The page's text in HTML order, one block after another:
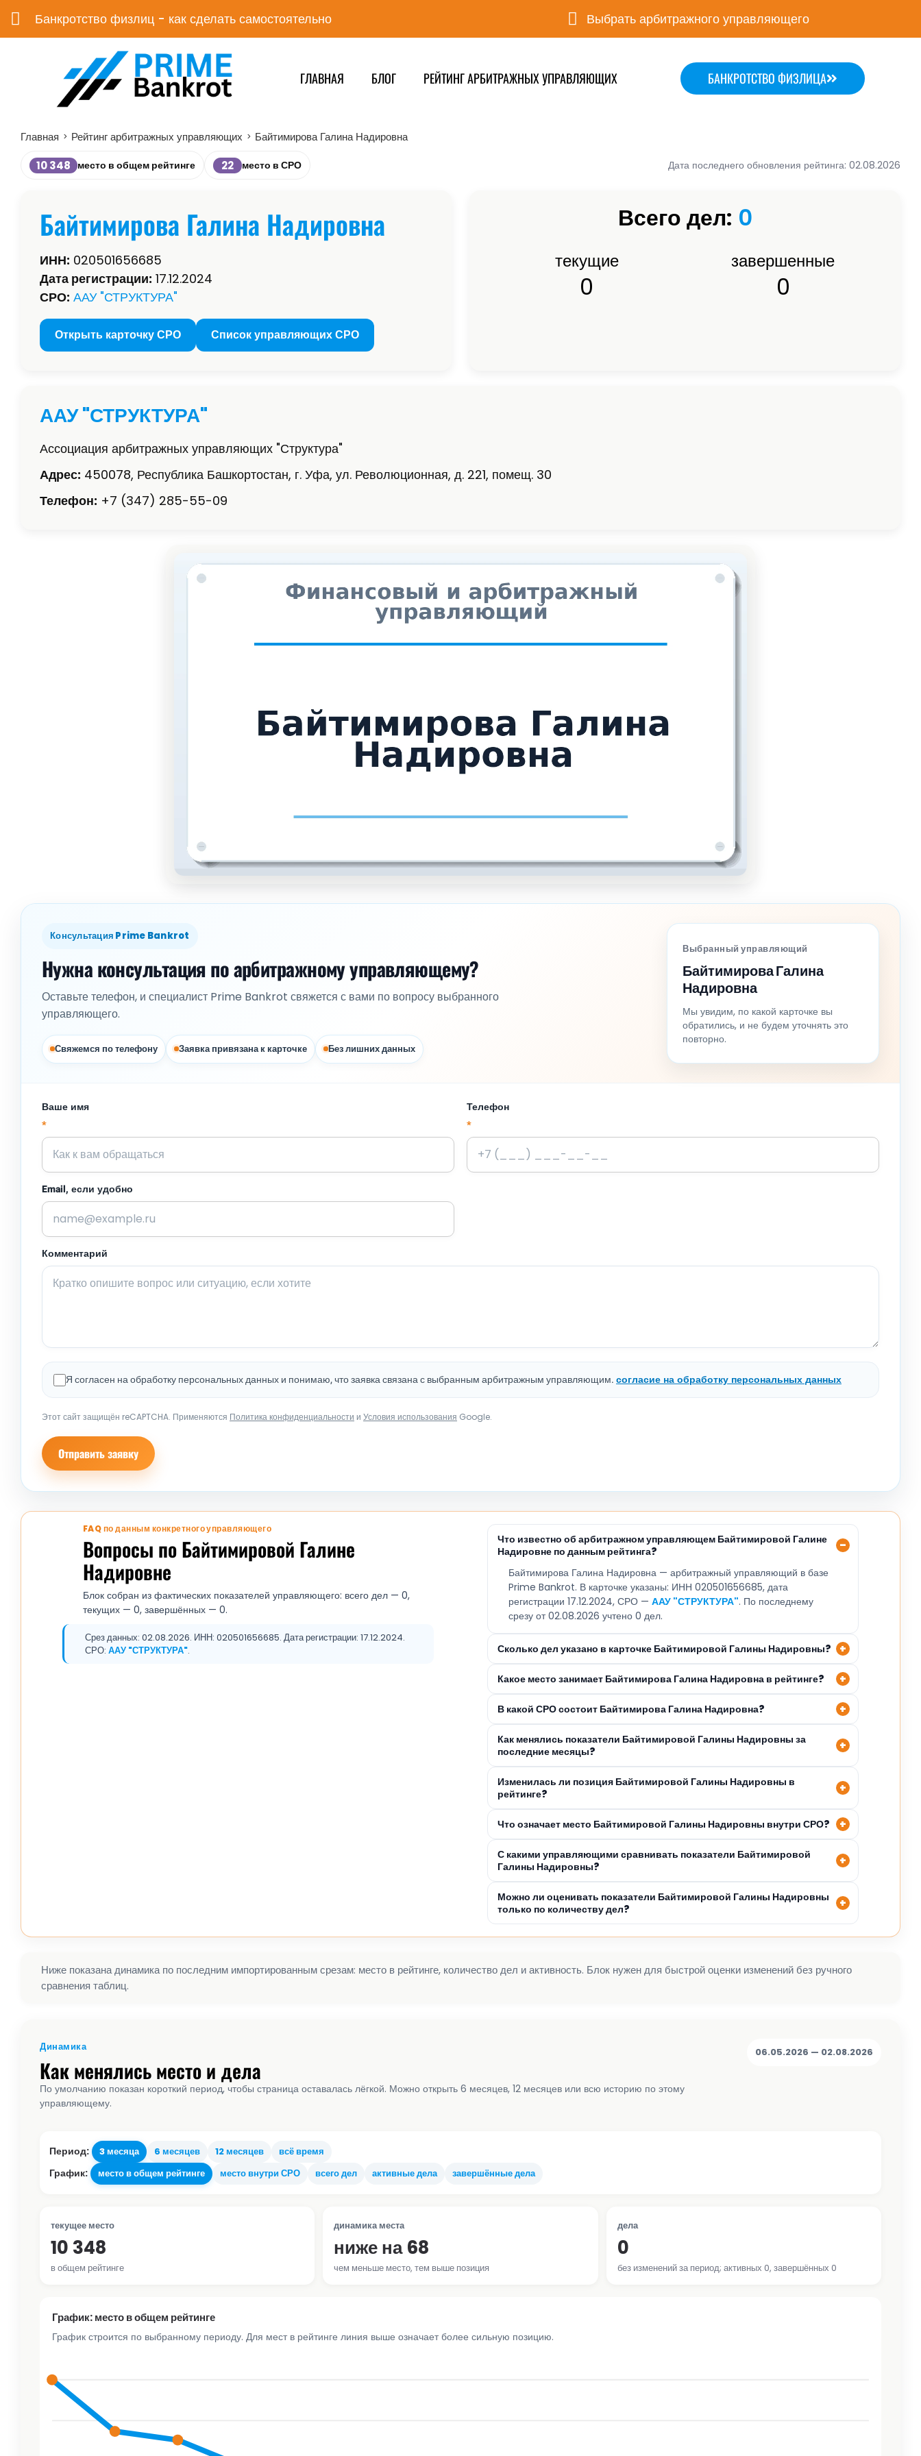
Банкротство физлиц - как сделать самостоятельно Выбрать арбитражного управляющего
ГЛАВНАЯ БЛОГ РЕЙТИНГ АРБИТРАЖНЫХ УПРАВЛЯЮЩИХ БАНКРОТСТВО ФИЗЛИЦА
Главная > Рейтинг арбитражных управляющих > Байтимирова Галина Надировна
10 348 место в общем рейтинге 22 место в СРО Дата последнего обновления рейтинга: 02.08.2026
Байтимирова Галина Надировна
ИНН: 020501656685
Дата регистрации: 17.12.2024
СРО: ААУ "СТРУКТУРА"
Открыть карточку СРО Список управляющих СРО
Всего дел: 0
текущие
0
завершенные
0
ААУ "СТРУКТУРА"
Ассоциация арбитражных управляющих "Структура"
Адрес: 450078, Республика Башкортостан, г. Уфа, ул. Революционная, д. 221, помещ. 30
Телефон: +7 (347) 285-55-09
Консультация Prime Bankrot
Нужна консультация по арбитражному управляющему?
Оставьте телефон, и специалист Prime Bankrot свяжется с вами по вопросу выбранного
управляющего.
Свяжемся по телефону Заявка привязана к карточке Без лишних данных
Выбранный управляющий
Байтимирова Галина
Надировна
Мы увидим, по какой карточке вы
обратились, и не будем уточнять это
повторно.
Ваше имя
*
Телефон
*
Email, если удобно
Комментарий
Я согласен на обработку персональных данных и понимаю, что заявка связана с выбранным арбитражным управляющим.согласие на обработку персональных данных
Этот сайт защищён reCAPTCHA. Применяются Политика конфиденциальности и Условия использования Google.
Отправить заявку
FAQ по данным конкретного управляющего
Вопросы по Байтимировой Галине
Надировне
Блок собран из фактических показателей управляющего: всего дел — 0,
текущих — 0, завершённых — 0.
Срез данных: 02.08.2026. ИНН: 020501656685. Дата регистрации: 17.12.2024.
СРО: ААУ "СТРУКТУРА".
Что известно об арбитражном управляющем Байтимировой Галине
Надировне по данным рейтинга?
Байтимирова Галина Надировна — арбитражный управляющий в базе
Prime Bankrot. В карточке указаны: ИНН 020501656685, дата
регистрации 17.12.2024, СРО — ААУ "СТРУКТУРА". По последнему
срезу от 02.08.2026 учтено 0 дел.
Сколько дел указано в карточке Байтимировой Галины Надировны?
Какое место занимает Байтимирова Галина Надировна в рейтинге?
В какой СРО состоит Байтимирова Галина Надировна?
Как менялись показатели Байтимировой Галины Надировны за
последние месяцы?
Изменилась ли позиция Байтимировой Галины Надировны в
рейтинге?
Что означает место Байтимировой Галины Надировны внутри СРО?
С какими управляющими сравнивать показатели Байтимировой
Галины Надировны?
Можно ли оценивать показатели Байтимировой Галины Надировны
только по количеству дел?
Ниже показана динамика по последним импортированным срезам: место в рейтинге, количество дел и активность. Блок нужен для быстрой оценки изменений без ручного
сравнения таблиц.
Динамика
Как менялись место и дела
По умолчанию показан короткий период, чтобы страница оставалась лёгкой. Можно открыть 6 месяцев, 12 месяцев или всю историю по этому
управляющему.
06.05.2026 — 02.08.2026
Период: 3 месяца 6 месяцев 12 месяцев всё время
График: место в общем рейтинге место внутри СРО всего дел активные дела завершённые дела
текущее место
10 348
в общем рейтинге
динамика места
ниже на 68
чем меньше место, тем выше позиция
дела
0
без изменений за период; активных 0, завершённых 0
График: место в общем рейтинге
График строится по выбранному периоду. Для мест в рейтинге линия выше означает более сильную позицию.